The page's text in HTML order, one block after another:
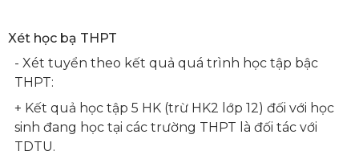
Xét học bạ THPT
- Xét tuyển theo kết quả quá trình học tập bậc
THPT:
+ Kết quả học tập 5 HK (trừ HK2 lớp 12) đối với học
sinh đang học tại các trường THPT là đối tác với
TDTU.